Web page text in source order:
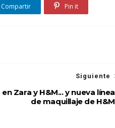
Compartir Pin it
Siguiente
Zara y H&M... y nueva línea
de maquillaje de H&M